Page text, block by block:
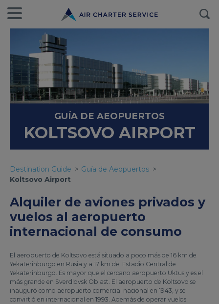
GUÍA DE AEOPUERTOS
KOLTSOVO AIRPORT
Destination Guide
Guía de Aeopuertos
Koltsovo Airport
Alquiler de aviones privados y
vuelos al aeropuerto
internacional de consumo
El aeropuerto de Koltsovo está situado a poco más de 16 km de
Yekaterinburgo en Rusia y a 17 km del Estadio Central de
Yekaterinburgo. Es mayor que el cercano aeropuerto Uktus y es el
más grande en Sverdlovsk Oblast. El aeropuerto de Koltsovo se
inauguró como aeropuerto comercial nacional en 1943, y se
convirtió en internacional en 1993. Además de operar vuelos